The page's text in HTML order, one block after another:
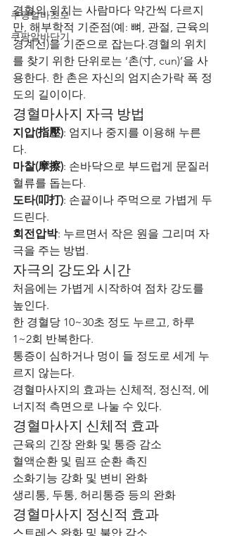
쿠팡알바초보
쿠팡알바단기
경혈의 위치는 사람마다 약간씩 다르지
만, 해부학적 기준점(예: 뼈, 관절, 근육의
경계선)을 기준으로 잡는다.경혈의 위치
를 찾기 위한 단위로는 ‘촌(寸, cun)’을 사
용한다. 한 촌은 자신의 엄지손가락 폭 정
도의 길이이다.
경혈마사지 자극 방법
지압(指壓): 엄지나 중지를 이용해 누른
다.
마찰(摩擦): 손바닥으로 부드럽게 문질러
혈류를 돕는다.
도타(叩打): 손끝이나 주먹으로 가볍게 두
드린다.
회전압박: 누르면서 작은 원을 그리며 자
극을 주는 방법.
자극의 강도와 시간
처음에는 가볍게 시작하여 점차 강도를
높인다.
한 경혈당 10~30초 정도 누르고, 하루
1~2회 반복한다.
통증이 심하거나 멍이 들 정도로 세게 누
르지 않는다.
경혈마사지의 효과는 신체적, 정신적, 에
너지적 측면으로 나눌 수 있다.
경혈마사지 신체적 효과
근육의 긴장 완화 및 통증 감소
혈액순환 및 림프 순환 촉진
소화기능 강화 및 변비 완화
생리통, 두통, 허리통증 등의 완화
경혈마사지 정신적 효과
스트레스 완화 및 불안 감소